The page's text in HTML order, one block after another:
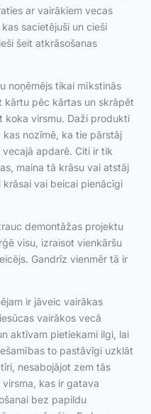
ar vairākiem vecas
sacietējuši un cieši
šeit atkrāsošanas
noņēmējs tikai mīkstinās
kārtu pēc kārtas un skrāpēt
koka virsmu. Daži produkti
nozīmē, ka tie pārstāj
apdarē. Citi ir tik
maina tā krāsu vai atstāj
krāsai vai beicai pienācīgi
demontāžas projektu
visu, izraisot vienkāršu
Gandrīz vienmēr tā ir
ir jāveic vairākas
vairākos vecā
aktīvam pietiekami ilgi, lai
to pastāvīgi uzklāt
nesabojājot zem tās
kas ir gatava
bez papildu